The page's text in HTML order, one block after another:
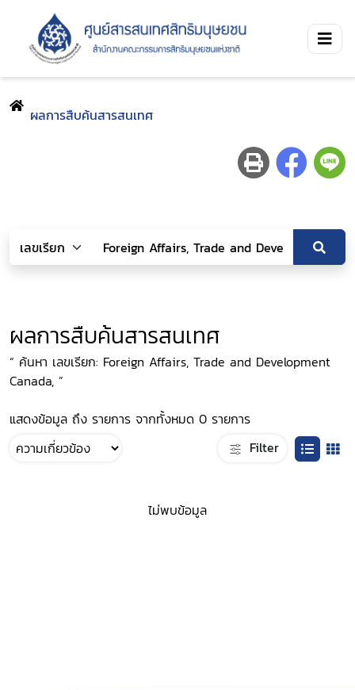
ผลการสืบค้นสารสนเทศ
ผลการสืบค้นสารสนเทศ
“ ค้นหา เลขเรียก: Foreign Affairs, Trade and Development
Canada, ”
แสดงข้อมูล ถึง รายการ จากทั้งหมด 0 รายการ
Filter
ไม่พบข้อมูล